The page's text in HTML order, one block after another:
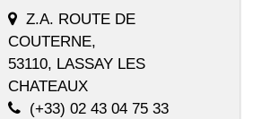
Z.A. ROUTE DE
COUTERNE,
53110, LASSAY LES
CHATEAUX
(+33) 02 43 04 75 33